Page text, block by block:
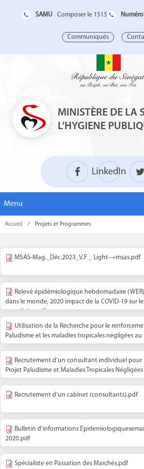
SAMU Composer le 1515
Communiqués
MINISTÈRE DE LA
L’HYGIENE
LinkedIn
Menu
Accueil / Projets et Programmes
MSAS-Mag._Déc.2023_V.F _ Light--+msas.pdf
Relevé épidémiologique hebdomadaire
dans le monde, 2020 impact de la COVID-19 sur
mondiales.pdf
Utilisation de la Recherche pour le
Paludisme et les maladies tropicales négligées au
Recrutement d’un consultant individuel pour
Projet Paludisme et Maladies Tropicales Négligées
Recrutement d'un cabinet (consultants).pdf
Bulletin d'informations
2020.pdf
Spécialiste en Passation des Marchés.pdf